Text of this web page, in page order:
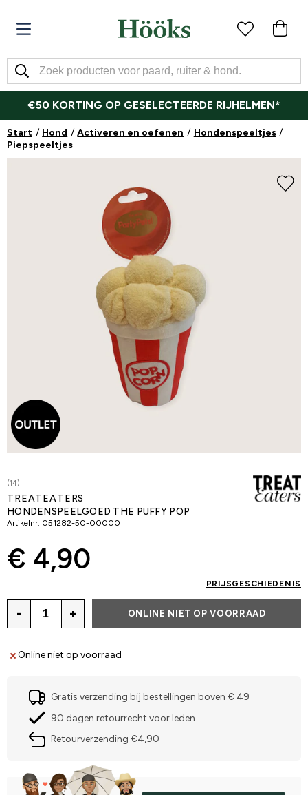
€50 KORTING OP GESELECTEERDE RIJHELMEN*
Start Hond Activeren en oefenen
Hondenspeeltjes
Piepspeeltjes
(14)
TREATEATERS
HONDENSPEELGOED THE PUFFY POP
Artikelnr. 051282-50-00000
€ 4,90
PRIJSGESCHIEDENIS
- + ONLINE NIET OP VOORRAAD
Online niet op voorraad
Gratis verzending bij bestellingen boven € 49
90 dagen retourrecht voor leden
Retourverzending €4,90